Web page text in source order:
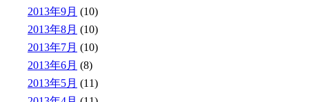
2013年9月 (10)
2013年8月 (10)
2013年7月 (10)
2013年6月 (8)
2013年5月 (11)